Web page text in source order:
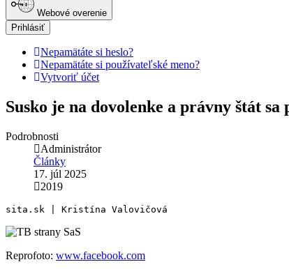
Webové overenie
Prihlásiť
Nepamätáte si heslo?
Nepamätáte si používateľské meno?
Vytvoriť účet
Susko je na dovolenke a právny štát
Podrobnosti
Administrátor
Články
17. júl 2025
2019
sita.sk | Kristína Valovičová
Reprofoto: www.facebook.com